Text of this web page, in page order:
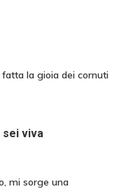
la gioia dei cornuti
sei viva
mi sorge una